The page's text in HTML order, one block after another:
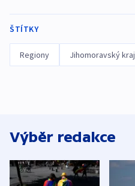
ŠTÍTKY
Regiony Jihomoravský kraj
Výběr redakce